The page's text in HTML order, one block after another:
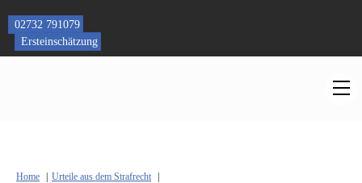
content
02732 791079
Ersteinschätzung
Home
Urteile aus dem Strafrecht